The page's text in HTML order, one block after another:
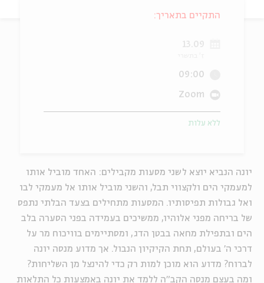
יונה הנביא יוצא לשני מסעות מקבילים: האחד מוביל אותו
למעמקי הים ולקצווי תבל, והשני מוביל אותו אל מעמקי לבו
ואל גבולות תפיסותיו. המסעות מתחילים בצעד הבלתי נתפס
של בריחה מפני אלוהיו, ממשיכים בעמידה בפני הסערה בלב
הים ובתפילת מחאה בבטן הדג, ומסתיימים בוויכוח מר על
דרכי ה' בעולם, תחת הקיקיון הנבול. אך מדוע מנסה יונה
לברוח? מדוע הוא מוכן למות רק כדי להינצל מן השליחות?
ומה בעצם מנסה הקב"ה ללמד את יונה באמצעות כל התלאות
התקיים בתאריך:
13.09
09:00
Zoom
ללא עלות